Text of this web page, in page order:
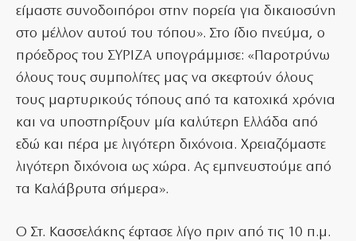
είμαστε συνοδοιπόροι στην πορεία για δικαιοσύνη
στο μέλλον αυτού του τόπου». Στο ίδιο πνεύμα, ο
πρόεδρος του ΣΥΡΙΖΑ υπογράμμισε: «Παροτρύνω
όλους τους συμπολίτες μας να σκεφτούν όλους
τους μαρτυρικούς τόπους από τα κατοχικά χρόνια
και να υποστηρίξουν μία καλύτερη Ελλάδα από
εδώ και πέρα με λιγότερη διχόνοια. Χρειαζόμαστε
λιγότερη διχόνοια ως χώρα. Ας εμπνευστούμε από
τα Καλάβρυτα σήμερα».
Ο Στ. Κασσελάκης έφτασε λίγο πριν από τις 10 π.μ.